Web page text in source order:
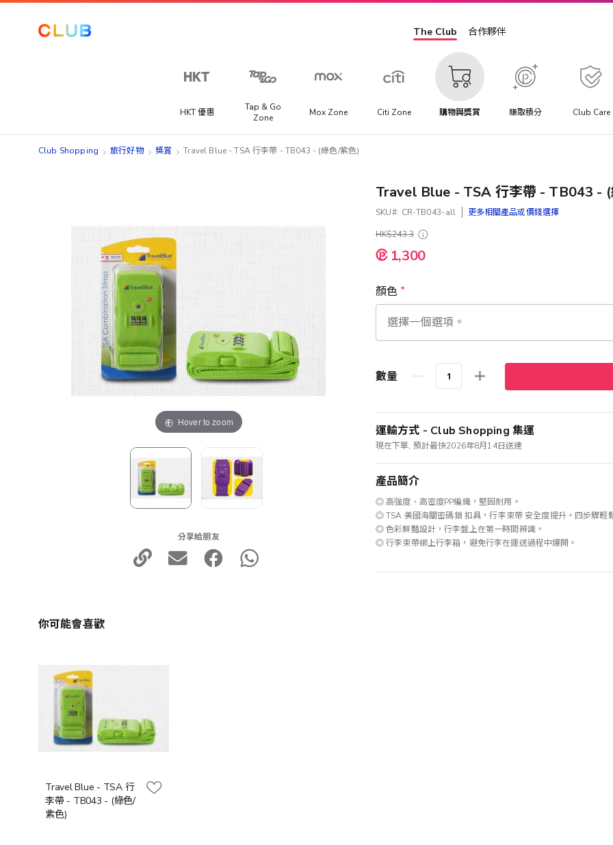
The Club 合作夥伴
HKT 優惠
Tap & Go
Zone
Mox Zone Citi Zone 購物與獎賞 賺取積分 Club Care
Club Shopping 旅行好物 獎賞 Travel Blue - TSA 行李帶 - TB043 - (綠色/紫色)
Hover to zoom
分享給朋友
Travel Blue - TSA 行李帶 - TB043 -
SKU CR-TB043-all
更多相關產品或價錢選擇
HK$243.3
1,300
顏色
數量
運輸方式 - Club Shopping 集運
現在下單, 預計最快2026年8月14日送達
產品簡介
◎ 高強度、高密度PP編織，堅固耐用。
◎ TSA 美國海關密碼鎖 扣具，行李束帶 安全度提升。四步驟輕
◎ 色彩鮮豔設計，行李盤上在第一時間辨識。
◎ 行李束帶綁上行李箱，避免行李在運送過程中爆開。
你可能會喜歡
Travel Blue - TSA 行
李帶 - TB043 - (綠色/
紫色)